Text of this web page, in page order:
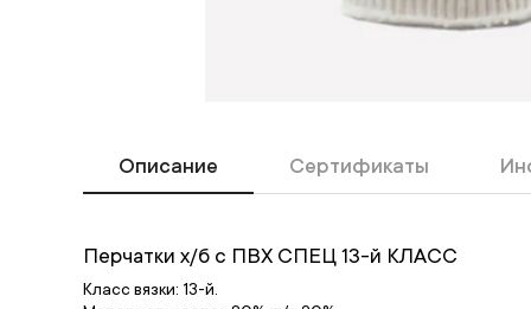
Описание Сертификаты
Перчатки х/б с ПВХ СПЕЦ 13-й КЛАСС
Класс вязки: 13-й.